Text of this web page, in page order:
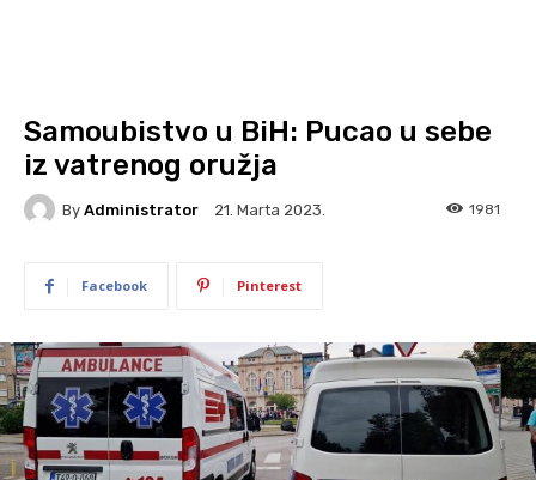
Samoubistvo u BiH: Pucao u sebe
iz vatrenog oružja
By Administrator 21. Marta 2023. 1981
Facebook Pinterest